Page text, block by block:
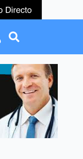
Search
for:
Search
for: